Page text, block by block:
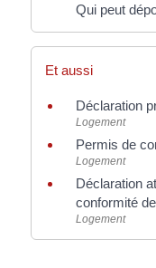
Qui peut
Et aussi
Déclaration
Logement
Permis de
Logement
Déclaration
conformité
Logement